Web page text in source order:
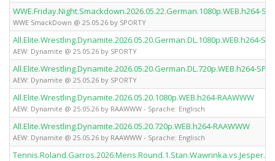
WWE.Friday.Night.Smackdown.2026.05.22.German.1080p.WEB.h264-
WWE SmackDown @ 25.05.26 by SPORTY
All.Elite.Wrestling.Dynamite.2026.05.20.German.DL.1080p.WEB.h264-
AEW: Dynamite @ 25.05.26 by SPORTY
All.Elite.Wrestling.Dynamite.2026.05.20.German.DL.720p.WEB.h264-
AEW: Dynamite @ 25.05.26 by SPORTY
All.Elite.Wrestling.Dynamite.2026.05.20.1080p.WEB.h264-RAAWWW
AEW: Dynamite @ 25.05.26 by RAAWWW - Sprache: Englisch
All.Elite.Wrestling.Dynamite.2026.05.20.720p.WEB.h264-RAAWWW
AEW: Dynamite @ 25.05.26 by RAAWWW - Sprache: Englisch